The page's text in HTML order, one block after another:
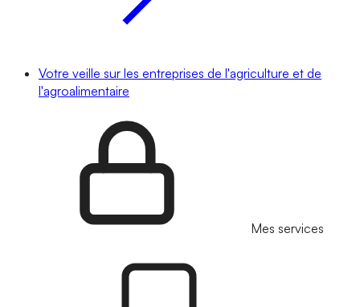
Votre veille sur les entreprises de l'agriculture et de
l'agroalimentaire
Mes services